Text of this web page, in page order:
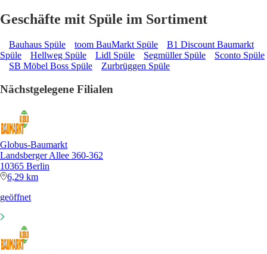
Geschäfte mit Spüle im Sortiment
Bauhaus Spüle toom BauMarkt Spüle
B1 Discount Baumarkt
Spüle
Hellweg Spüle Lidl Spüle Segmüller Spüle
Sconto Spüle
SB Möbel Boss Spüle
Zurbrüggen Spüle
Nächstgelegene Filialen
Globus-Baumarkt
Landsberger Allee 360-362
10365 Berlin
6,29 km
geöffnet